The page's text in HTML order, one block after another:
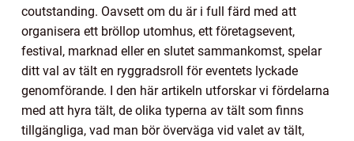
coutstanding. Oavsett om du är i full färd med att
organisera ett bröllop utomhus, ett företagsevent,
festival, marknad eller en slutet sammankomst, spelar
ditt val av tält en ryggradsroll för eventets lyckade
genomförande. I den här artikeln utforskar vi fördelarna
med att hyra tält, de olika typerna av tält som finns
tillgängliga, vad man bör överväga vid valet av tält,